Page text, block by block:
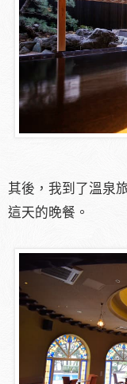
其後，我到了溫泉
這天的晚餐。